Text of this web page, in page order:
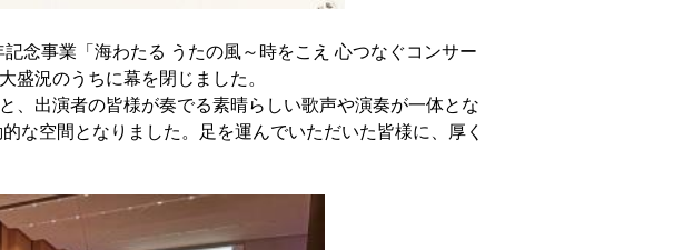
念事業「海わたる うたの風～時をこえ 心つなぐコンサー
盛況のうちに幕を閉じました。
、出演者の皆様が奏でる素晴らしい歌声や演奏が一体とな
な空間となりました。足を運んでいただいた皆様に、厚く